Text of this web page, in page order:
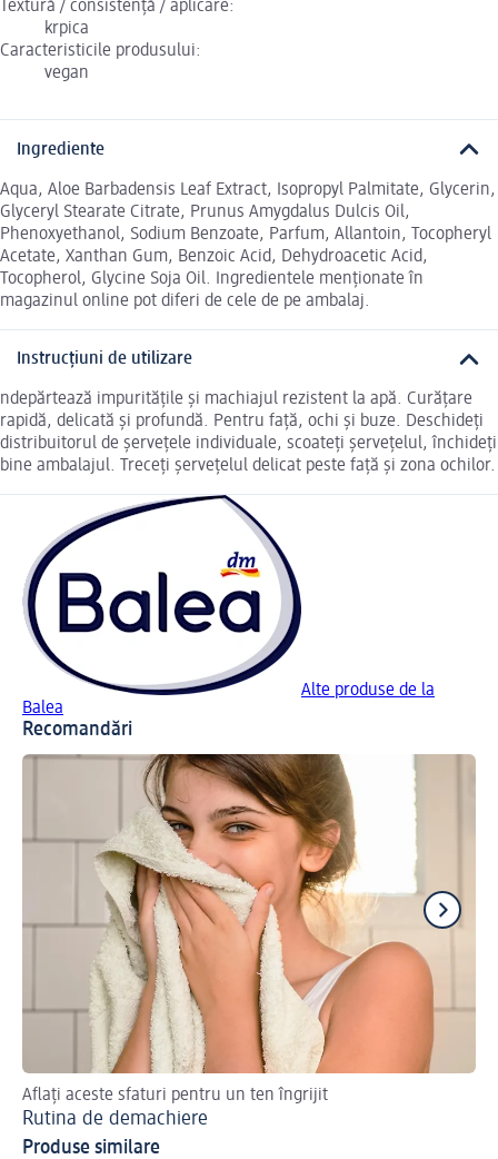
Textură / consistență / aplicare:
krpica
Caracteristicile produsului:
vegan
Ingrediente
Aqua, Aloe Barbadensis Leaf Extract, Isopropyl Palmitate, Glycerin,
Glyceryl Stearate Citrate, Prunus Amygdalus Dulcis Oil,
Phenoxyethanol, Sodium Benzoate, Parfum, Allantoin, Tocopheryl
Acetate, Xanthan Gum, Benzoic Acid, Dehydroacetic Acid,
Tocopherol, Glycine Soja Oil. Ingredientele menționate în
magazinul online pot diferi de cele de pe ambalaj.
Instrucțiuni de utilizare
ndepărtează impuritățile și machiajul rezistent la apă. Curățare
rapidă, delicată și profundă. Pentru față, ochi și buze. Deschideți
distribuitorul de șervețele individuale, scoateți șervețelul, închideți
bine ambalajul. Treceți șervețelul delicat peste față și zona ochilor.
Alte produse de la
Balea
Recomandări
Aflați aceste sfaturi pentru un ten îngrijit
Rutina de demachiere
Produse similare